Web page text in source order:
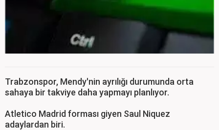
Trabzonspor, Mendy'nin ayrılığı durumunda orta
sahaya bir takviye daha yapmayı planlıyor.
Atletico Madrid forması giyen Saul Niquez
adaylardan biri.